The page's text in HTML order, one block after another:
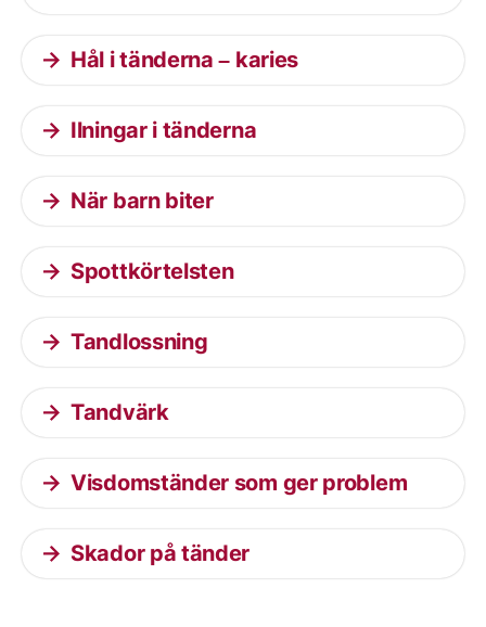
Hål i tänderna – karies
Ilningar i tänderna
När barn biter
Spottkörtelsten
Tandlossning
Tandvärk
Visdomständer som ger problem
Skador på tänder